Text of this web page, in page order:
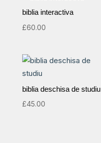
biblia interactiva
£60.00
biblia deschisa de studiu
£45.00